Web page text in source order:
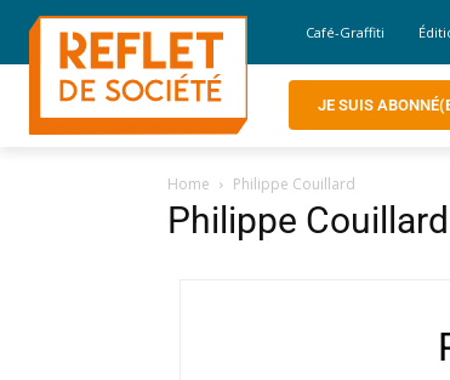
Café-Graffiti
JE SUIS
Home Philippe Couillard
Philippe Couillard